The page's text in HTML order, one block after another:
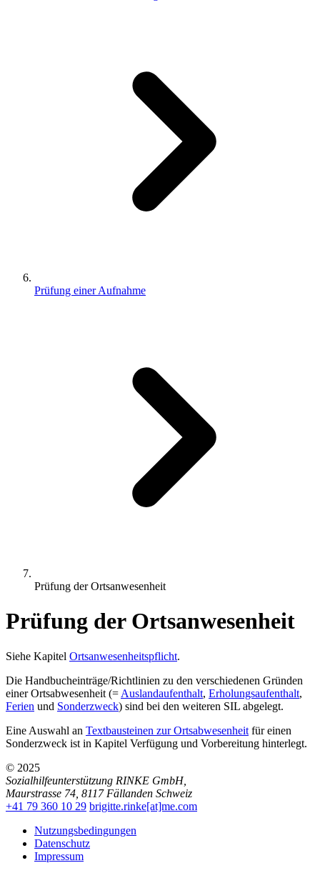
Prüfung einer Aufnahme
Prüfung der Ortsanwesenheit
Prüfung der Ortsanwesenheit
Siehe Kapitel Ortsanwesenheitspflicht.
Die Handbucheinträge/Richtlinien zu den verschiedenen Gründen
einer Ortsabwesenheit (= Auslandaufenthalt, Erholungsaufenthalt,
Ferien und Sonderzweck) sind bei den weiteren SIL abgelegt.
Eine Auswahl an Textbausteinen zur Ortsabwesenheit für einen
Sonderzweck ist in Kapitel Verfügung und Vorbereitung hinterlegt.
© 2025
Sozialhilfeunterstützung RINKE GmbH,
Maurstrasse 74 8117 Fällanden Schweiz
+41 79 360 10 29 brigitte.rinke[at]me.com
Nutzungsbedingungen
Datenschutz
Impressum